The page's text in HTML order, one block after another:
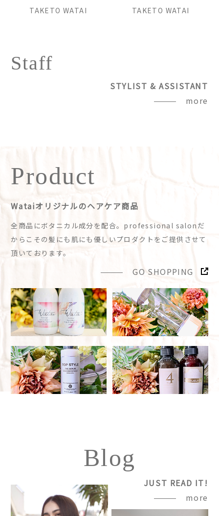
TAKETO WATAI TAKETO WATAI
Staff
STYLIST & ASSISTANT
more
Product
Wataiオリジナルのヘアケア商品
全商品にボタニカル成分を配合。professional salonだ
からこその髪にも肌にも優しいプロダクトをご提供させて
頂いております。
GO SHOPPING
Blog
JUST READ IT!
more